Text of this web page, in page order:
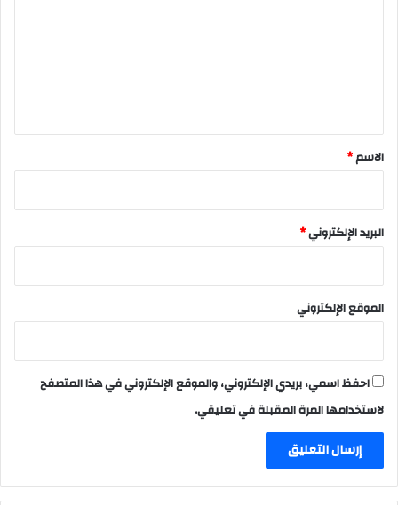
*
الاسم*
البريد الإلكتروني*
الموقع الإلكتروني
احفظ اسمي، بريدي الإلكتروني، والموقع الإلكتروني في هذا المتصفح
لاستخدامها المرة المقبلة في تعليقي.